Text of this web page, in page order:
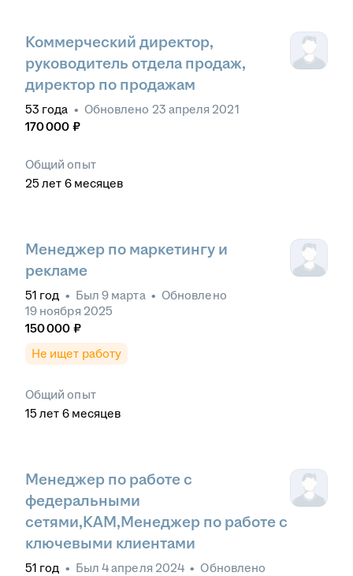
Коммерческий директор,
руководитель отдела продаж,
директор по продажам
53 года • Обновлено 23 апреля 2021
170 000 ₽
Общий опыт
25 лет 6 месяцев
Менеджер по маркетингу и
рекламе
51 год • Был 9 марта • Обновлено
19 ноября 2025
150 000 ₽
Не ищет работу
Общий опыт
15 лет 6 месяцев
Менеджер по работе с
федеральными
сетями,КАМ,Менеджер по работе с
ключевыми клиентами
51 год • Был 4 апреля 2024 • Обновлено